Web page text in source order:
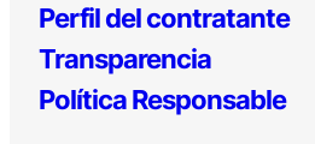
Perfil del contratante
Transparencia
Política Responsable